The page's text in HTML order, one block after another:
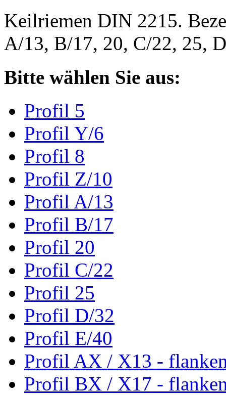
Keilriemen DIN 2215.
A/13, B/17, 20, C/22, 25,
Bitte wählen Sie aus:
Profil 5
Profil Y/6
Profil 8
Profil Z/10
Profil A/13
Profil B/17
Profil 20
Profil C/22
Profil 25
Profil D/32
Profil E/40
Profil AX / X13 -
Profil BX / X17 -